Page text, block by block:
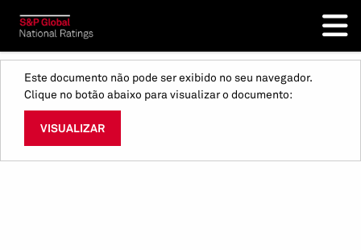
Este documento não pode ser exibido no seu navegador.
Clique no botão abaixo para visualizar o documento:
VISUALIZAR